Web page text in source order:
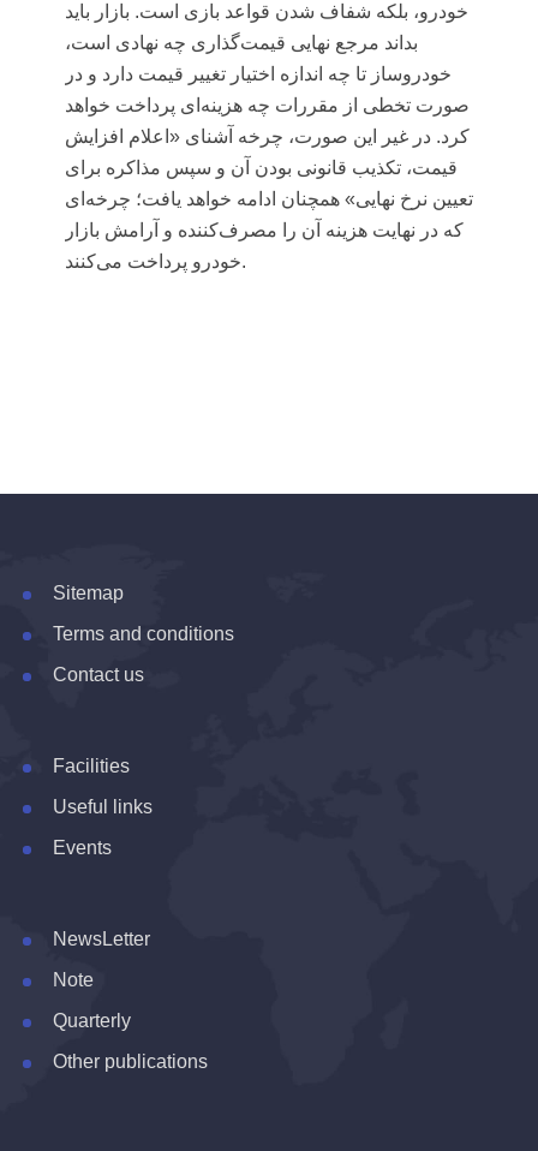
خودرو، بلکه شفاف شدن قواعد بازی است. بازار باید
بداند مرجع نهایی قیمت‌گذاری چه نهادی است،
خودروساز تا چه اندازه اختیار تغییر قیمت دارد و در
صورت تخطی از مقررات چه هزینه‌ای پرداخت خواهد
کرد. در غیر این صورت، چرخه آشنای «اعلام افزایش
قیمت، تکذیب قانونی بودن آن و سپس مذاکره برای
تعیین نرخ نهایی» همچنان ادامه خواهد یافت؛ چرخه‌ای
که در نهایت هزینه آن را مصرف‌کننده و آرامش بازار
خودرو پرداخت می‌کنند.
Sitemap
Terms and conditions
Contact us
Facilities
Useful links
Events
NewsLetter
Note
Quarterly
Other publications